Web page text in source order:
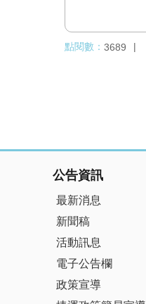
點閱數： 3689
公告資訊
最新消息
新聞稿
活動訊息
電子公告欄
政策宣導